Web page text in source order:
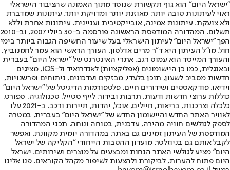
"ישראל היום" הוא גוף תקשורת שנוסד מתוך האמונה שהציבור הישראלי
ראוי לעיתונות טובה יותר, מאוזנת יותר ומדויקת יותר. עיתונות שמדברת
ולא צועקת. עיתונות אמינה, אובייקטיבית ועניינית. עיתונות אחרת וללא
תשלום. המהדורה המודפסת הראשונה פורסמה ב-30 ביולי 2007, וב-2010
הפך "ישראל היום" לעיתון הישראלי בעל שיעור החשיפה הגבוה ביותר בימי
חול. מו"ל העיתון היא ד"ר מרים אדלסון. העורך הראשי הוא עמר לחמנוביץ,
והעורך המייסד הוא עמוס רגב. אתרי האינטרנט של "ישראל היום" בעברית
ובאנגלית, כמו כן היישומונים (אפליקציות) לאנדרואיד ול-iOS, מציגים
חדשות מסביב לשעון, תוכן בלעדי, מבזקים ועדכונים, ניתוחים ופרשנויות,
וידיאו, פודקאסטים ושידורים חיים. פלטפורמות הדיגיטל של "ישראל היום"
כוללות ערוצי חדשות ודעות, תרבות ובידור, לייף סטייל, טכנולוגיה, ספורט,
כלכלה וצרכנות, בריאות, חיילים, אוכל, יהדות, תיירות ורכב. ב-2021 עלו
לאוויר האתר החדש והיישומון החדש של "ישראל היום" בעברית, במטרה
לספק לגולשים חוויה מהירה, עדכנית, בטוחה ונוחה. תכני המהדורה
המודפסת של העיתון זמינים גם באתר, במהדורה יומית מקוונת, ואפשר
לקבל אותם גם בניוזלטר. מועדון ההטבות הייחודי "הקליקה של ישראל
היום" מציע לגולשי האתר הנחות ומבצעים על מוצרים ושירותים. ישראל
היום פתוח להערות, לביקורת ולהצעות לשיפור מקהל הקוראים. פנו אלינו